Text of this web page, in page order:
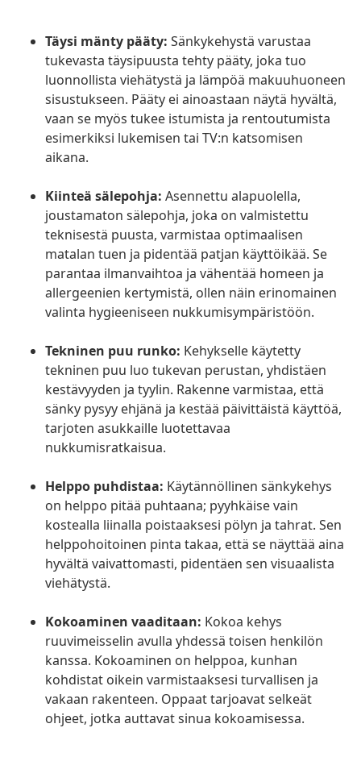
Täysi mänty pääty: Sänkykehystä varustaa
tukevasta täysipuusta tehty pääty, joka tuo
luonnollista viehätystä ja lämpöä makuuhuoneen
sisustukseen. Pääty ei ainoastaan näytä hyvältä,
vaan se myös tukee istumista ja rentoutumista
esimerkiksi lukemisen tai TV:n katsomisen
aikana.
Kiinteä sälepohja: Asennettu alapuolella,
joustamaton sälepohja, joka on valmistettu
teknisestä puusta, varmistaa optimaalisen
matalan tuen ja pidentää patjan käyttöikää. Se
parantaa ilmanvaihtoa ja vähentää homeen ja
allergeenien kertymistä, ollen näin erinomainen
valinta hygieeniseen nukkumisympäristöön.
Tekninen puu runko: Kehykselle käytetty
tekninen puu luo tukevan perustan, yhdistäen
kestävyyden ja tyylin. Rakenne varmistaa, että
sänky pysyy ehjänä ja kestää päivittäistä käyttöä,
tarjoten asukkaille luotettavaa
nukkumisratkaisua.
Helppo puhdistaa: Käytännöllinen sänkykehys
on helppo pitää puhtaana; pyyhkäise vain
kostealla liinalla poistaaksesi pölyn ja tahrat. Sen
helppohoitoinen pinta takaa, että se näyttää aina
hyvältä vaivattomasti, pidentäen sen visuaalista
viehätystä.
Kokoaminen vaaditaan: Kokoa kehys
ruuvimeisselin avulla yhdessä toisen henkilön
kanssa. Kokoaminen on helppoa, kunhan
kohdistat oikein varmistaaksesi turvallisen ja
vakaan rakenteen. Oppaat tarjoavat selkeät
ohjeet, jotka auttavat sinua kokoamisessa.